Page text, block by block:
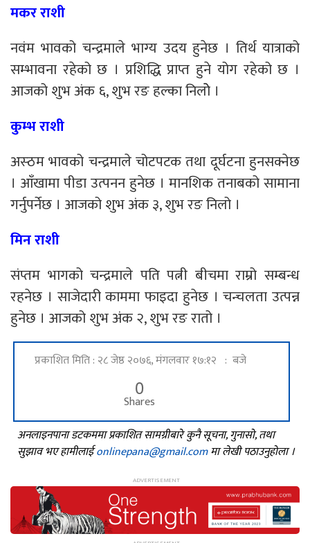
मकर राशी
नवंम भावको चन्द्रमाले भाग्य उदय हुनेछ । तिर्थ यात्राको
सम्भावना रहेको छ । प्रशिद्धि प्राप्त हुने योग रहेको छ ।
आजको शुभ अंक ६, शुभ रङ हल्का निलोे ।
कुम्भ राशी
अस्ठम भावको चन्द्रमाले चोटपटक तथा दूर्घटना हुनसक्नेछ
। आँखामा पीडा उत्पनन हुनेछ । मानशिक तनाबको सामाना
गर्नुपर्नेछ । आजको शुभ अंक ३, शुभ रङ निलो ।
मिन राशी
संप्तम भागको चन्द्रमाले पति पत्नी बीचमा राम्रो सम्बन्ध
रहनेछ । साजेदारी काममा फाइदा हुनेछ । चन्चलता उत्पन्न
हुनेछ । आजको शुभ अंक २, शुभ रङ रातो ।
प्रकाशित मिति : २८ जेष्ठ २०७६, मंगलवार १७:१२ : बजे
0
Shares
अनलाइनपाना डटकममा प्रकाशित सामग्रीबारे कुनै सूचना, गुनासो, तथा
सुझाव भए हामीलाईonlinepana@gmail.comमा लेखी पठाउनुहोला ।